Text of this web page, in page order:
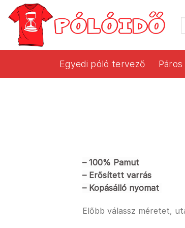
Skip
content
Egyedi póló tervező Páros
– 100% Pamut
– Erősített varrás
– Kopásálló nyomat
Előbb válassz méretet,